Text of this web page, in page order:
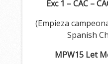
Exc 1 – CAC –
(Empieza
Spanish
MPW15 Let